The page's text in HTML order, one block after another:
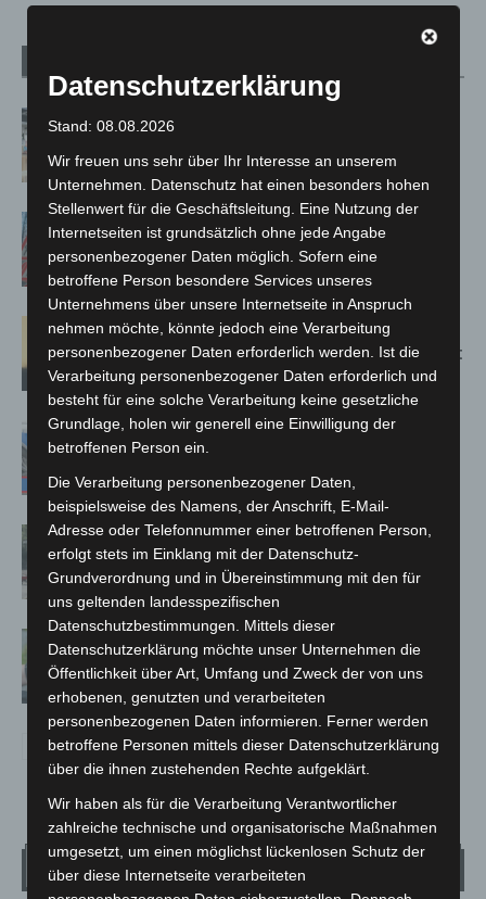
Kunst trifft Weingenuss: Barbara-
Jacques’ Wein-Depot Isernhagen
A2: Zweite Turbobaustelle startet
zwischen Hannover-West und
Bothfeld
Hannover: Erste Tigermücken-
Population in Niedersachsen entdeckt
Mann läuft mit Hockeyschläger über
A7 – Polizei sucht Zeugen
Gasleitung bei McDonald’s-Umbau in
Langenhagen beschädigt
Langenhagen: Autofahrer mit 3,17
Promille aus dem Verkehr gezogen
Wetter
Datenschutzerklärung
Stand: 08.08.2026
Wir freuen uns sehr über Ihr Interesse an unserem
Unternehmen. Datenschutz hat einen besonders hohen
Stellenwert für die Geschäftsleitung. Eine Nutzung der
Internetseiten ist grundsätzlich ohne jede Angabe
personenbezogener Daten möglich. Sofern eine
betroffene Person besondere Services unseres
Unternehmens über unsere Internetseite in Anspruch
nehmen möchte, könnte jedoch eine Verarbeitung
personenbezogener Daten erforderlich werden. Ist die
Verarbeitung personenbezogener Daten erforderlich und
besteht für eine solche Verarbeitung keine gesetzliche
Grundlage, holen wir generell eine Einwilligung der
betroffenen Person ein.
Die Verarbeitung personenbezogener Daten,
beispielsweise des Namens, der Anschrift, E-Mail-
Adresse oder Telefonnummer einer betroffenen Person,
erfolgt stets im Einklang mit der Datenschutz-
Grundverordnung und in Übereinstimmung mit den für
uns geltenden landesspezifischen
Datenschutzbestimmungen. Mittels dieser
Datenschutzerklärung möchte unser Unternehmen die
Öffentlichkeit über Art, Umfang und Zweck der von uns
erhobenen, genutzten und verarbeiteten
personenbezogenen Daten informieren. Ferner werden
betroffene Personen mittels dieser Datenschutzerklärung
über die ihnen zustehenden Rechte aufgeklärt.
Wir haben als für die Verarbeitung Verantwortlicher
zahlreiche technische und organisatorische Maßnahmen
umgesetzt, um einen möglichst lückenlosen Schutz der
über diese Internetseite verarbeiteten